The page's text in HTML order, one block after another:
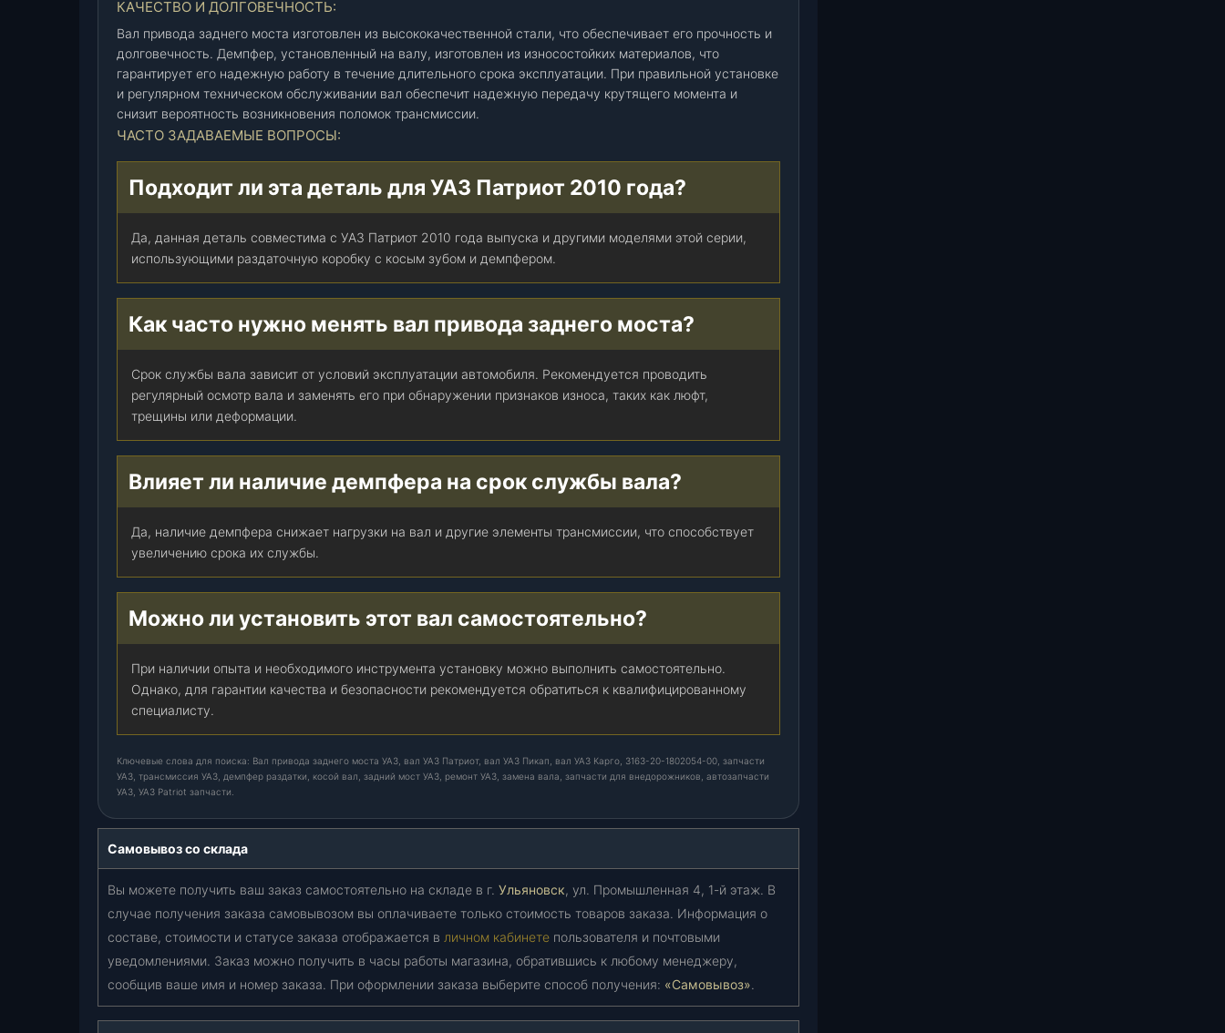
)
(
3
1
6
3
-
2
2
4
,
КАЧЕСТВО И ДОЛГОВЕЧНОСТЬ:
Вал привода заднего моста изготовлен из высококачественной стали, что обеспечивает его прочность и
долговечность. Демпфер, установленный на валу, изготовлен из износостойких материалов, что
гарантирует его надежную работу в течение длительного срока эксплуатации. При правильной установке
и регулярном техническом обслуживании вал обеспечит надежную передачу крутящего момента и
снизит вероятность возникновения поломок трансмиссии.
ЧАСТО ЗАДАВАЕМЫЕ ВОПРОСЫ:
Подходит ли эта деталь для УАЗ Патриот 2010 года?
Да, данная деталь совместима с УАЗ Патриот 2010 года выпуска и другими моделями этой серии,
использующими раздаточную коробку с косым зубом и демпфером.
Как часто нужно менять вал привода заднего моста?
Срок службы вала зависит от условий эксплуатации автомобиля. Рекомендуется проводить
регулярный осмотр вала и заменять его при обнаружении признаков износа, таких как люфт,
трещины или деформации.
Влияет ли наличие демпфера на срок службы вала?
Да, наличие демпфера снижает нагрузки на вал и другие элементы трансмиссии, что способствует
увеличению срока их службы.
Можно ли установить этот вал самостоятельно?
При наличии опыта и необходимого инструмента установку можно выполнить самостоятельно.
Однако, для гарантии качества и безопасности рекомендуется обратиться к квалифицированному
специалисту.
Ключевые слова для поиска: Вал привода заднего моста УАЗ, вал УАЗ Патриот, вал УАЗ Пикап, вал УАЗ Карго, 3163-20-1802054-00, запчасти
УАЗ, трансмиссия УАЗ, демпфер раздатки, косой вал, задний мост УАЗ, ремонт УАЗ, замена вала, запчасти для внедорожников, автозапчасти
УАЗ, УАЗ Patriot запчасти.
Самовывоз со склада
Вы можете получить ваш заказ самостоятельно на складе в г. Ульяновск, ул. Промышленная 4, 1-й этаж. В
случае получения заказа самовывозом вы оплачиваете только стоимость товаров заказа. Информация о
составе, стоимости и статусе заказа отображается в личном кабинете пользователя и почтовыми
уведомлениями. Заказ можно получить в часы работы магазина, обратившись к любому менеджеру,
сообщив ваше имя и номер заказа. При оформлении заказа выберите способ получения: «Самовывоз».